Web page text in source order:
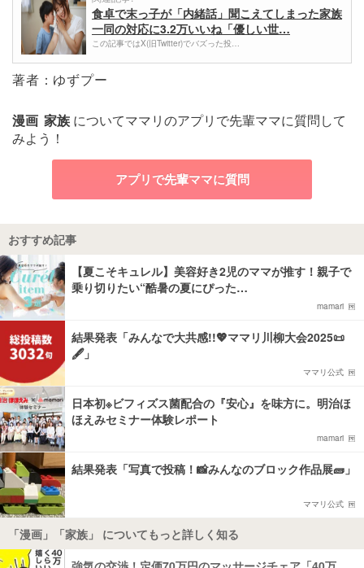
食卓で末っ子が「内緒話」聞こえてしまった家族
一同の対応に3.2万いいね「優しい世…
この記事ではX(旧Twitter)でバズった投…
著者：ゆずプー
漫画 家族 についてママリのアプリで先輩ママに質問して
みよう！
アプリで先輩ママに質問
おすすめ記事
【夏こそキュレル】美容好き2児のママが推す！親子で
乗り切りたい“酷暑の夏にぴった…
mamari
結果発表「みんなで大共感!!💖ママリ川柳大会2025📜
🖋️」
ママリ公式
日本初※ビフィズス菌配合の『安心』を味方に。明治ほ
ほえみセミナー体験レポート
mamari
結果発表「写真で投稿！📸みんなのブロック作品展🧱」
ママリ公式
「漫画」「家族」 についてもっと詳しく知る